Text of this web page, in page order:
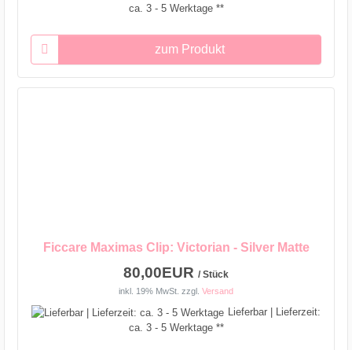
ca. 3 - 5 Werktage **
zum Produkt
Ficcare Maximas Clip: Victorian - Silver Matte
80,00EUR / Stück
inkl. 19% MwSt. zzgl. Versand
Lieferbar | Lieferzeit:
ca. 3 - 5 Werktage **